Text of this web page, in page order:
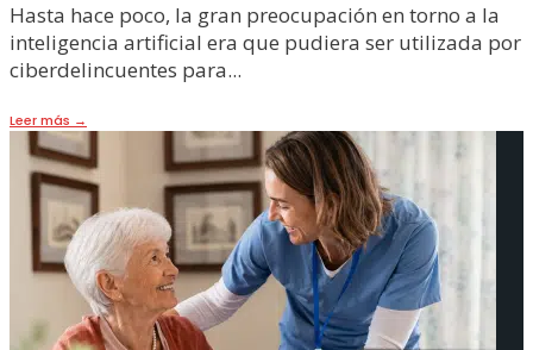
Hasta hace poco, la gran preocupación en torno a la
inteligencia artificial era que pudiera ser utilizada por
ciberdelincuentes para...
Leer más →